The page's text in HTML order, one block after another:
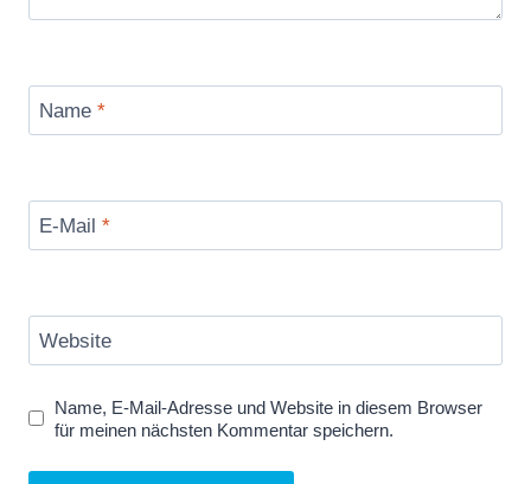
Name *
E-Mail *
Website
Name, E-Mail-Adresse und Website in diesem Browser
für meinen nächsten Kommentar speichern.